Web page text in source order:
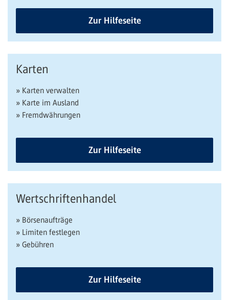
Zur Hilfeseite
Karten
» Karten verwalten
» Karte im Ausland
» Fremdwährungen
Zur Hilfeseite
Wertschriftenhandel
» Börsenaufträge
» Limiten festlegen
» Gebühren
Zur Hilfeseite